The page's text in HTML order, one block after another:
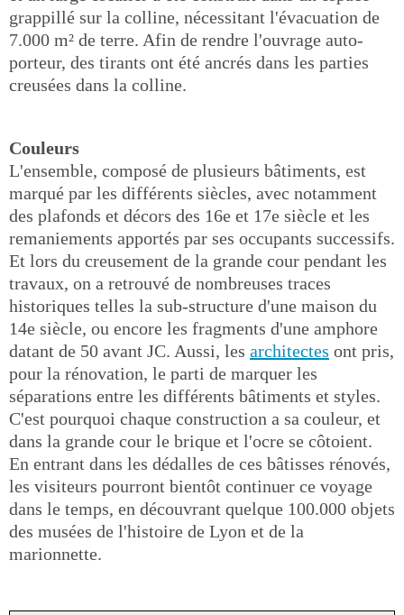
grappillé sur la colline, nécessitant l'évacuation de
7.000 m² de terre. Afin de rendre l'ouvrage auto-
porteur, des tirants ont été ancrés dans les parties
creusées dans la colline.
Couleurs
L'ensemble, composé de plusieurs bâtiments, est
marqué par les différents siècles, avec notamment
des plafonds et décors des 16e et 17e siècle et les
remaniements apportés par ses occupants successifs.
Et lors du creusement de la grande cour pendant les
travaux, on a retrouvé de nombreuses traces
historiques telles la sub-structure d'une maison du
14e siècle, ou encore les fragments d'une amphore
datant de 50 avant JC. Aussi, les architectes ont pris,
pour la rénovation, le parti de marquer les
séparations entre les différents bâtiments et styles.
C'est pourquoi chaque construction a sa couleur, et
dans la grande cour le brique et l'ocre se côtoient.
En entrant dans les dédalles de ces bâtisses rénovés,
les visiteurs pourront bientôt continuer ce voyage
dans le temps, en découvrant quelque 100.000 objets
des musées de l'histoire de Lyon et de la
marionnette.